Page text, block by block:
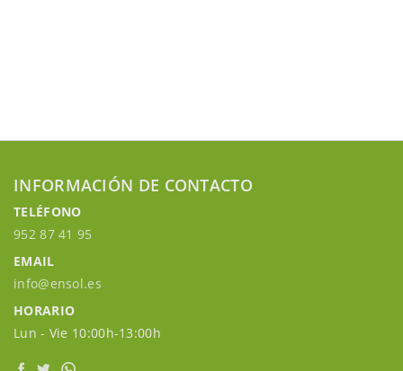
INFORMACIÓN DE CONTACTO
TELÉFONO
952 87 41 95
EMAIL
info@ensol.es
HORARIO
Lun - Vie 10:00h-13:00h